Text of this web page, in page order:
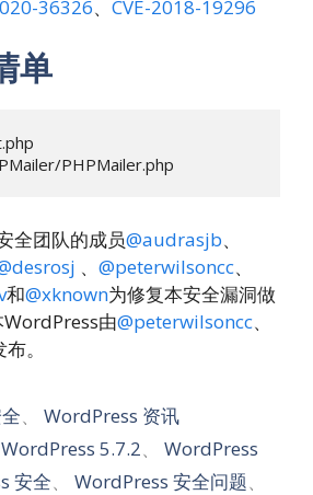
36326、 CVE-2018-19296
单
PHPMailer.php
全团队的成员@audrasjb、
、 @peterwilsoncc、
和@xknown为修复本安全漏洞做
由@peterwilsoncc、
。
、WordPress 资讯
WordPress 5.7.2、WordPress
安全、 WordPress 安全问题、